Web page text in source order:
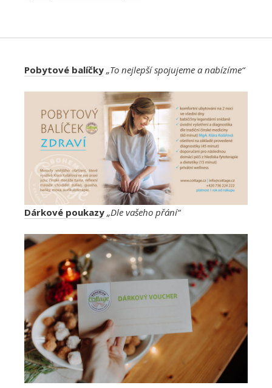
Pobytové balíčky „To nejlepší spojujeme a nabízíme“
Dárkové poukazy „Dle vašeho přání“